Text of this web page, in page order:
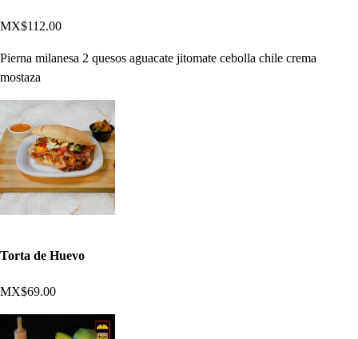
MX$112.00
Pierna milanesa 2 quesos aguacate jitomate cebolla chile crema
mostaza
Torta de Huevo
MX$69.00